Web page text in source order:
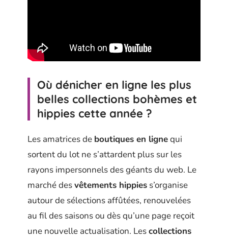
Où dénicher en ligne les plus
belles collections bohèmes et
hippies cette année ?
Les amatrices de boutiques en lignequi
sortent du lot ne s’attardent plus sur les
rayons impersonnels des géants du web. Le
marché desvêtements hippies s’organise
autour de sélections affûtées, renouvelées
au fil des saisons ou dès qu’une page reçoit
une nouvelle actualisation. Lescollections